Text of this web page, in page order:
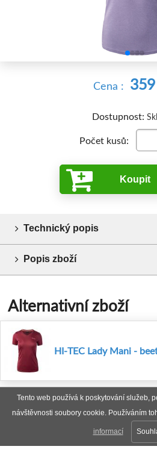
Tento web používá k poskytování služeb,
návštěvnosti soubory cookie. Používáním
informací
Cena :
Dostupnost:
Počet kusů:
Koupit
Technický popis
Popis zboží
Alternativní zboží
HI-TEC Lady Mani -